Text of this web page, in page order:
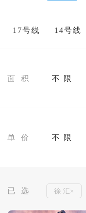
17号线 14号线
面 积 不 限
单 价 不 限
已 选 徐 汇×